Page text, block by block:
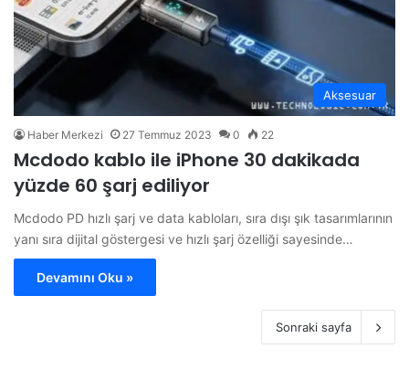
Aksesuar
Haber Merkezi 27 Temmuz 2023 0 22
Mcdodo kablo ile iPhone 30 dakikada
yüzde 60 şarj ediliyor
Mcdodo PD hızlı şarj ve data kabloları, sıra dışı şık tasarımlarının
yanı sıra dijital göstergesi ve hızlı şarj özelliği sayesinde…
Devamını Oku »
Sonraki sayfa